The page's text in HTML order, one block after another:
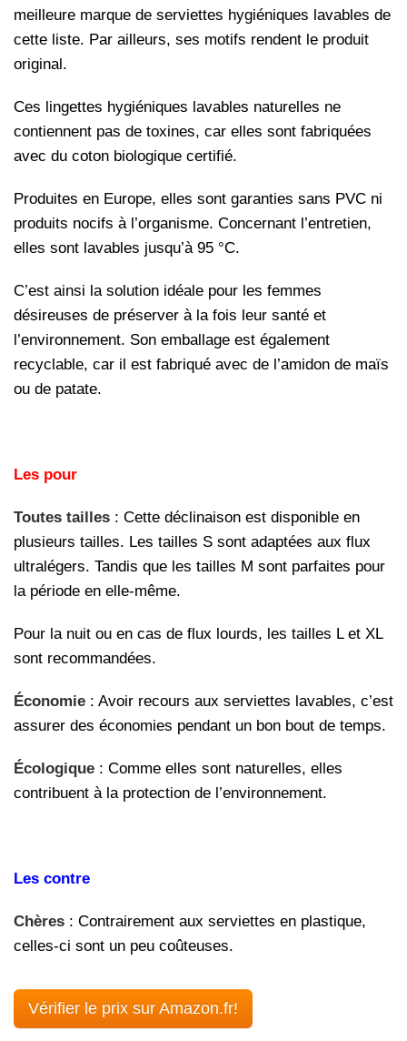
meilleure marque de serviettes hygiéniques lavables de
cette liste. Par ailleurs, ses motifs rendent le produit
original.
Ces lingettes hygiéniques lavables naturelles ne
contiennent pas de toxines, car elles sont fabriquées
avec du coton biologique certifié.
Produites en Europe, elles sont garanties sans PVC ni
produits nocifs à l’organisme. Concernant l’entretien,
elles sont lavables jusqu’à 95 °C.
C’est ainsi la solution idéale pour les femmes
désireuses de préserver à la fois leur santé et
l’environnement. Son emballage est également
recyclable, car il est fabriqué avec de l’amidon de maïs
ou de patate.
Les pour
Toutes tailles : Cette déclinaison est disponible en
plusieurs tailles. Les tailles S sont adaptées aux flux
ultralégers. Tandis que les tailles M sont parfaites pour
la période en elle-même.
Pour la nuit ou en cas de flux lourds, les tailles L et XL
sont recommandées.
Économie : Avoir recours aux serviettes lavables, c’est
assurer des économies pendant un bon bout de temps.
Écologique : Comme elles sont naturelles, elles
contribuent à la protection de l’environnement.
Les contre
Chères : Contrairement aux serviettes en plastique,
celles-ci sont un peu coûteuses.
Vérifier le prix sur Amazon.fr!